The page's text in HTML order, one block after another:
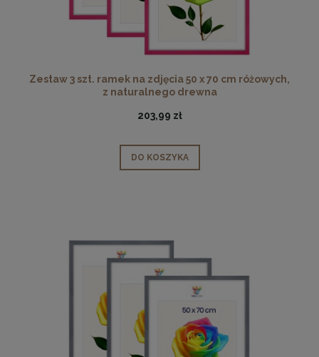
Zestaw 3 szt. ramek na zdjęcia 50 x 70 cm różowych,
z naturalnego drewna
203,99 zł
DO KOSZYKA